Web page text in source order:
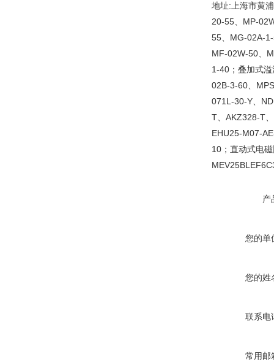
地址:上海市黄
20-55、MP-
55、MG-02A-
MF-02W-50、
1-40；叠加式
02B-3-60、
071L-30-Y、
T、AKZ328-T
EHU25-M07-
10；直动式电
产
您的单
您的姓
联系电
常用邮